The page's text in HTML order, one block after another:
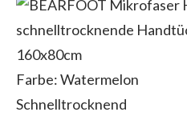
160x80cm
Farbe: Watermelon
Schnelltrocknend